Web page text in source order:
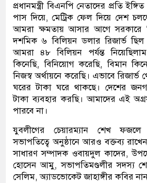
প্রধানমন্ত্রী বিএনপি নেতাদের প্রতি
পাস দিয়ে, মেট্রিক ফেল দিয়ে দেশ
আমরা ক্ষমতায় আসার আগে সরকারে
দশমিক ৬ বিলিয়ন ডলার রিজার্ভ
আমরা ৪৮ বিলিয়ন পর্যন্ত
কিনেছি, বিনিয়োগ করেছি, বিমান
নিজস্ব অর্থায়নে করেছি। এভাবে রিজার্ভ
ঘরের টাকা ঘরে থাকছে। দেশের
টাকা ব্যবহার করছি। আমাদের এই
পারবে না।
যুবলীগের চেয়ারম্যান শেখ
সভাপতিত্বে অনুষ্ঠানে আরও বক্তব্য
সাধারণ সম্পাদক ওবায়দুল কাদের,
হোসেন আমু, সভাপতিমণ্ডলীর সদস্য
সেলিম, অ্যাডভোকেট জাহাঙ্গীর কবির